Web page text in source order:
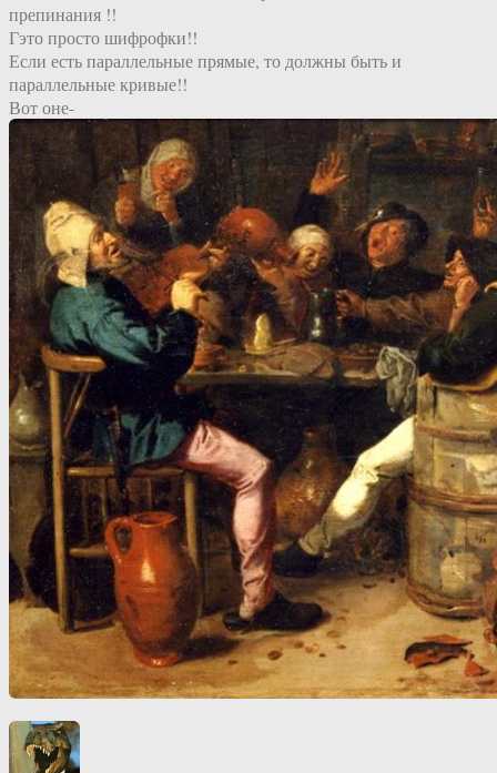
препинания !!
Гэто просто шифрофки!!
Если есть параллельные прямые, то должны быть и
параллельные кривые!!
Вот оне-